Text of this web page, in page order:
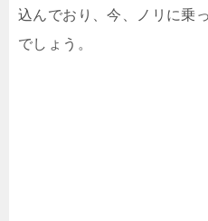
込んでおり、今、ノリに乗
でしょう。